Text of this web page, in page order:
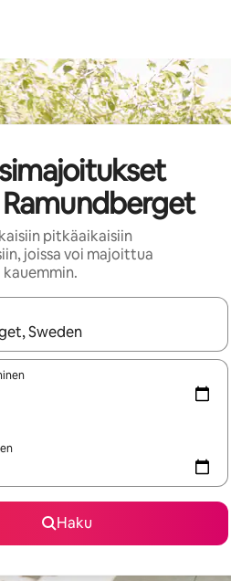
Ramundberget
pitkäaikaisiin
joissa voi majoittua
saatavilla, navigoi ylös- ja alas-
Haku